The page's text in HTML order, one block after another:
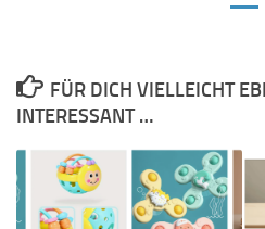
FÜR DICH VIELLEICHT
INTERESSANT …